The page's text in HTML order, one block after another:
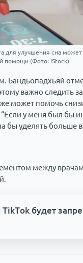
для улучшения сна может
помощи (Фото: iStock)
важно следить
может помочь
у меня был бы
бы уделять больше
между
будет